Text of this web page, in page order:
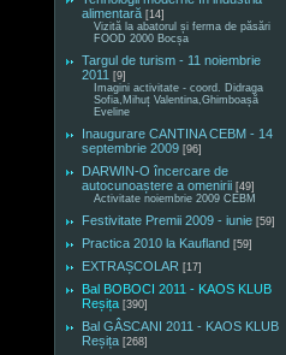
alimentară [14]
Vizită la abatorul și ferma de păsări
FOOD 2000 Bocșa
Targul de turism - 11 noiembrie
2011 [9]
Imagini activitate - coord. Didraga
Sofia,Mihuț Valentina,Ghimboașă
Eveline
Inaugurare CANTINA CEBM - 14
septembrie 2009 [96]
DARWIN-O încercare de
autocunoaștere a omenirii [49]
Activitate noiembrie 2009 CEBM
Festivitate Premii 2009 - iunie [59]
Practica 2010 la Kaufland [59]
EXTRAȘCOLAR [17]
Bal BOBOCI 2011 - KAOS KLUB
Reșița [390]
Bal GÂSCANI 2011 - KAOS KLUB
Reșița [268]